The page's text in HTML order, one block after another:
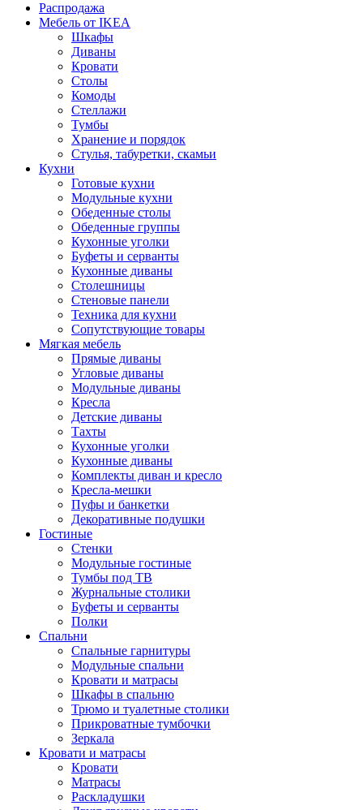
Распродажа
Мебель от IKEA
Шкафы
Диваны
Кровати
Столы
Комоды
Стеллажи
Тумбы
Хранение и порядок
Стулья, табуретки, скамьи
Кухни
Готовые кухни
Модульные кухни
Обеденные столы
Обеденные группы
Кухонные уголки
Буфеты и серванты
Кухонные диваны
Столешницы
Стеновые панели
Техника для кухни
Сопутствующие товары
Мягкая мебель
Прямые диваны
Угловые диваны
Модульные диваны
Кресла
Детские диваны
Тахты
Кухонные уголки
Кухонные диваны
Комплекты диван и кресло
Кресла-мешки
Пуфы и банкетки
Декоративные подушки
Гостиные
Стенки
Модульные гостиные
Тумбы под ТВ
Журнальные столики
Буфеты и серванты
Полки
Спальни
Спальные гарнитуры
Модульные спальни
Кровати и матрасы
Шкафы в спальню
Трюмо и туалетные столики
Прикроватные тумбочки
Зеркала
Кровати и матрасы
Кровати
Матрасы
Раскладушки